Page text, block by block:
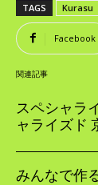
TAGS Kurasu
Facebook
関連記事
スペシャラ
ャライズド
みんなで作